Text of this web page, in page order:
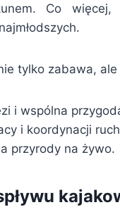
Co
tylko zabawa,
i wspólna
i koordynacji
przyrody na żywo.